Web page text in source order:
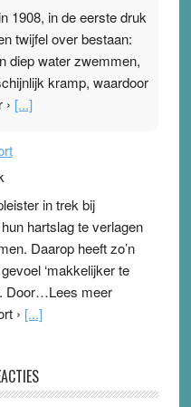
1908, in de eerste druk
twijfel over bestaan:
diep water zwemmen,
kramp, waardoor
[...]
in trek bij
hartslag te verlagen
Daarop heeft zo’n
‘makkelijker te
Door…Lees meer
› [...]